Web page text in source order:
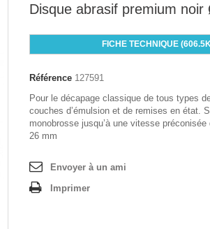
Disque abrasif premium
FICHE TECHNIQUE
Référence 127591
Pour le décapage classique de tous types
couches d’émulsion et de remises en état.
monobrosse jusqu’à une vitesse préconisée
26 mm
Envoyer à un ami
Imprimer